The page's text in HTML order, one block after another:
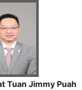
Tuan Jimmy Puah